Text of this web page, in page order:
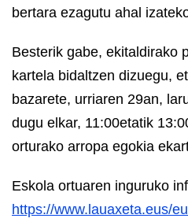
bertara ezagutu ahal
Besterik gabe, ekitaldirako
kartela bidaltzen dizuegu,
bazarete, urriaren 29an,
dugu elkar, 11:00etatik
orturako arropa egokia
Eskola ortuaren inguruko
https://www.lauaxeta.eus/